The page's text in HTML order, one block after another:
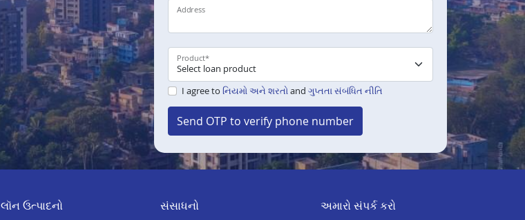
Address
Product*
I agree to નિયમો અને શરતો and ગુપ્તતા સંબંધિત નીતિ
Send OTP to verify phone number
લૉન ઉત્પાદનો સંસાધનો અમારો સંપર્ક કરો